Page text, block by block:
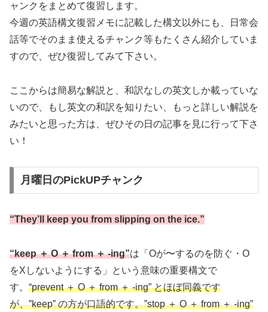
ャンクをまとめて復習します。
今週の英語構文復習メモに記載した構文以外にも、日常会
話等でそのまま使えるチャンク等もたくさん紹介していま
すので、ぜひ復習してみて下さい。
ここからは簡易な解説と、和訳なしの英文しか載っていな
いので、もし英文の和訳を知りたい、もっと詳しい解説を
みたいと思った方は、ぜひその日の記事を見に行って下さ
い！
月曜日のPickUPチャンク
“They’ll keep you from slipping on the ice.”
“keep ＋ O ＋ from ＋ -ing”は「Oが〜するのを防ぐ・O
をXしないようにする」という意味の重要構文で
す。 “prevent ＋ O ＋ from ＋ -ing” とほぼ同義です
が、”keep” の方が口語的です。”stop ＋ O ＋ from ＋ -ing”